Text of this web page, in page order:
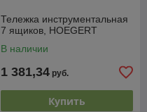
Тележка инструментальная
7 ящиков, HOEGERT
В наличии
1 381,34 руб.
Купить